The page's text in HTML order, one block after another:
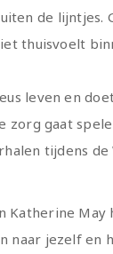
de lijntjes.
thuisvoelt
leven en
gaat
tijdens
Katherine
naar jezelf en